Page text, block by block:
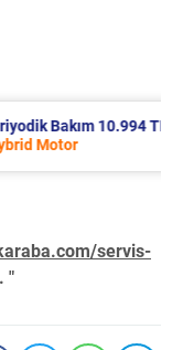
10.994 TL
servis-
"